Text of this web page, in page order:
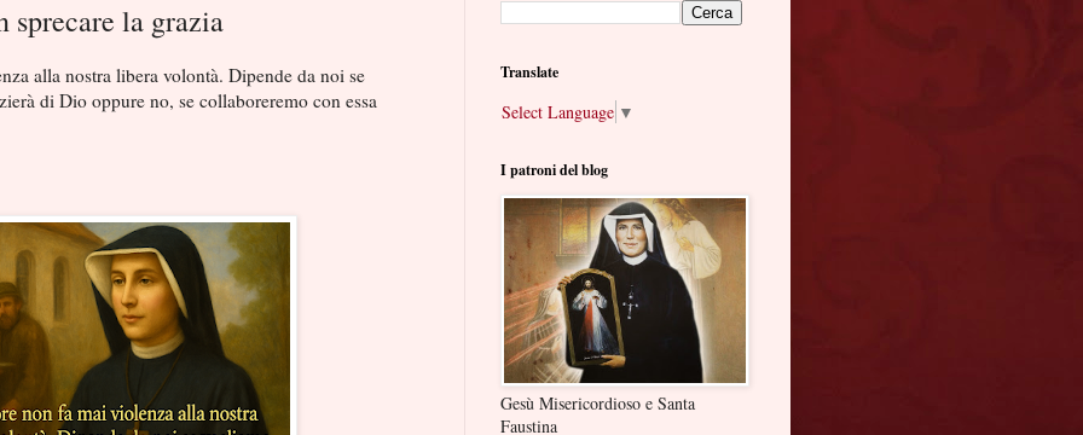
sprecare la grazia
alla nostra libera volontà. Dipende da noi se
di Dio oppure no, se collaboreremo con essa
Translate
Select Language ▼
I patroni del blog
Gesù Misericordioso e Santa
Faustina